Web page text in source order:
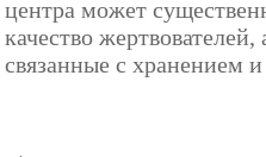
центра может
качество
связанные с хранением